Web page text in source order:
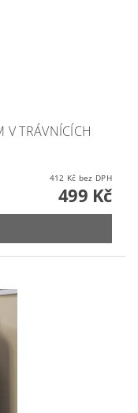
V TRÁVNÍCÍCH
412 Kč bez DPH
499 Kč